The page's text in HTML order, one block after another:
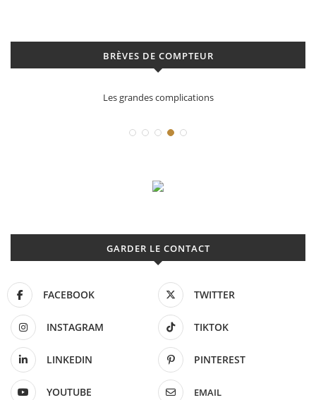
BRÈVES DE COMPTEUR
Déconstruction Parmigiani Fleurier
GARDER LE CONTACT
FACEBOOK TWITTER
INSTAGRAM TIKTOK
LINKEDIN PINTEREST
YOUTUBE EMAIL